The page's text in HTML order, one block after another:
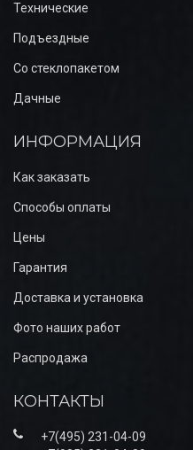
Технические
Подъездные
Со стеклопакетом
Дачные
ИНФОРМАЦИЯ
Как заказать
Способы оплаты
Цены
Гарантия
Доставка и установка
Фото наших работ
Распродажа
КОНТАКТЫ
+7(495) 231-04-09